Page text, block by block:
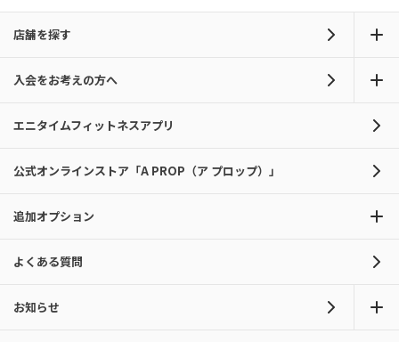
店舗を探す
入会をお考えの方へ
エニタイムフィットネスアプリ
公式オンラインストア「A PROP（ア プロップ）」
追加オプション
よくある質問
お知らせ